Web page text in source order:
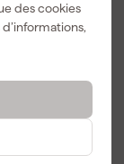
des cookies
Altrex
Livré demain
conseillé 81,07
80,37